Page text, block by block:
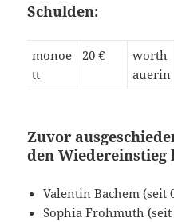
Schulden:
monoe
tt
20 €
worth
auerin
Zuvor
den Wiedereinstieg
Valentin Bachem (seit
Sophia Frohmuth (seit